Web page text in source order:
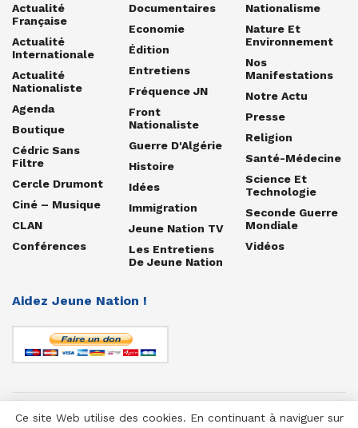
Actualité
Française
Actualité
Internationale
Actualité
Nationaliste
Agenda
Boutique
Cédric Sans
Filtre
Cercle Drumont
Ciné – Musique
CLAN
Conférences
Documentaires
Economie
Édition
Entretiens
Fréquence JN
Front
Nationaliste
Guerre D'Algérie
Histoire
Idées
Immigration
Jeune Nation TV
Les Entretiens
De Jeune Nation
Nationalisme
Nature Et
Environnement
Nos
Manifestations
Notre Actu
Presse
Religion
Santé-Médecine
Science Et
Technologie
Seconde Guerre
Mondiale
Vidéos
Aidez Jeune Nation !
Ce site Web utilise des cookies. En continuant à naviguer sur